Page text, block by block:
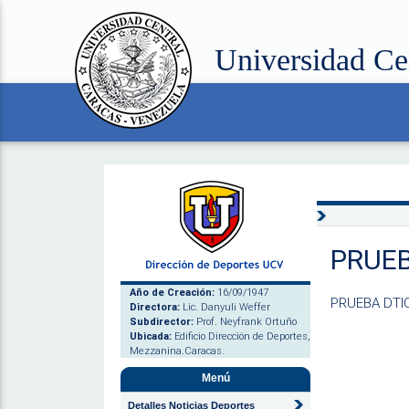
Universidad
Año de Creación: 16/09/1947
Directora: Lic. Danyuli Weffer
Subdirector: Prof. Neyfrank Ortuño
Ubicada: Edificio Dirección de Deportes,
Mezzanina.Caracas.
Menú
Detalles Noticias Deportes
PRUEBA